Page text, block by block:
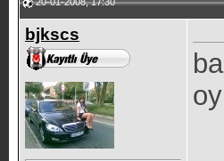
bjkscs